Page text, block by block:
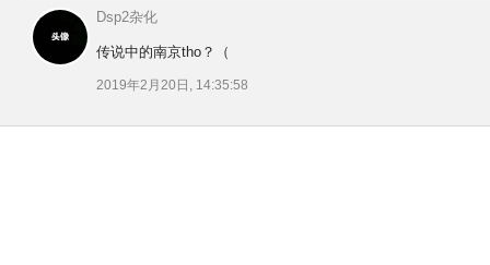
Dsp2杂化
传说中的南京tho？（
2019年2月20日, 14:35:58